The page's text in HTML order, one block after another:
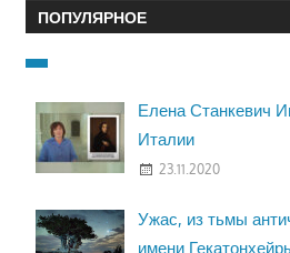
ПОПУЛЯРНОЕ
Елена Станкевич
Италии
23.11.2020
Ужас, из тьмы
имени